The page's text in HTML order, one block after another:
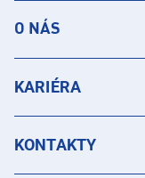
O NÁS
KARIÉRA
KONTAKTY